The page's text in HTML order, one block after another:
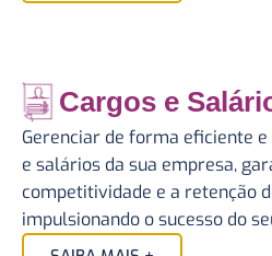
Cargos e
Gerenciar de forma eficiente
e salários da sua empresa,
competitividade e a retenção
impulsionando o sucesso do